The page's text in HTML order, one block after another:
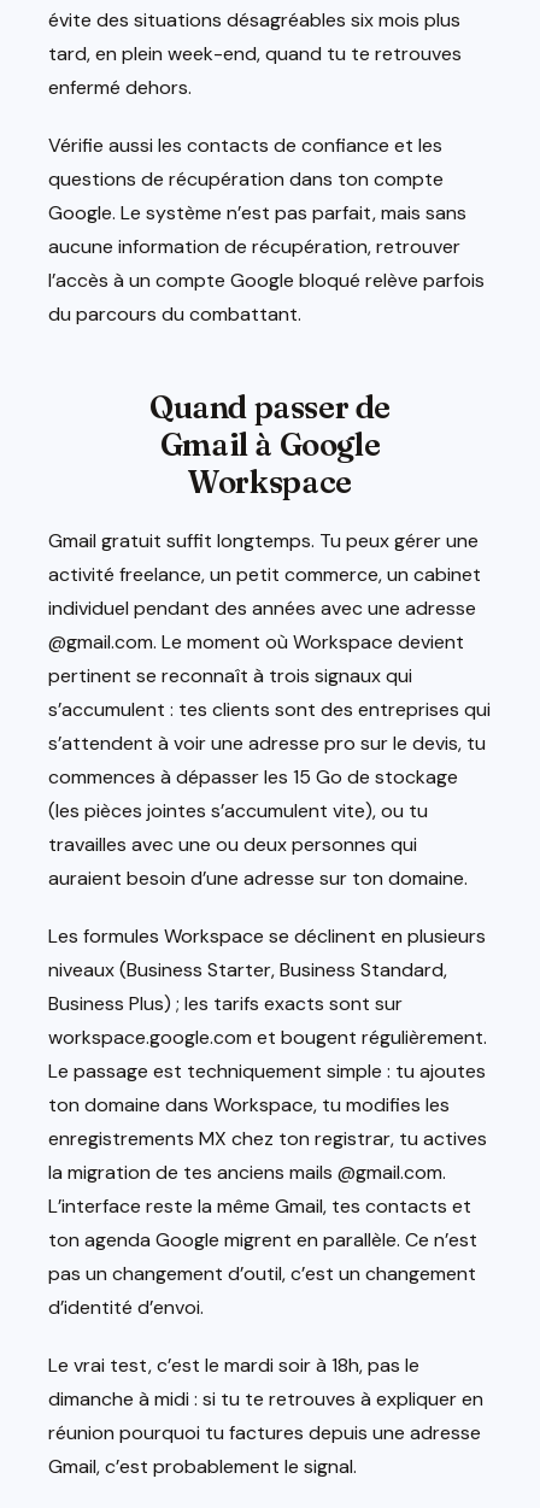
évite des situations désagréables six mois plus
tard, en plein week-end, quand tu te retrouves
enfermé dehors.
Vérifie aussi les contacts de confiance et les
questions de récupération dans ton compte
Google. Le système n’est pas parfait, mais sans
aucune information de récupération, retrouver
l’accès à un compte Google bloqué relève parfois
du parcours du combattant.
Quand passer de
Gmail à Google
Workspace
Gmail gratuit suffit longtemps. Tu peux gérer une
activité freelance, un petit commerce, un cabinet
individuel pendant des années avec une adresse
@gmail.com. Le moment où Workspace devient
pertinent se reconnaît à trois signaux qui
s’accumulent : tes clients sont des entreprises qui
s’attendent à voir une adresse pro sur le devis, tu
commences à dépasser les 15 Go de stockage
(les pièces jointes s’accumulent vite), ou tu
travailles avec une ou deux personnes qui
auraient besoin d’une adresse sur ton domaine.
Les formules Workspace se déclinent en plusieurs
niveaux (Business Starter, Business Standard,
Business Plus) ; les tarifs exacts sont sur
workspace.google.com et bougent régulièrement.
Le passage est techniquement simple : tu ajoutes
ton domaine dans Workspace, tu modifies les
enregistrements MX chez ton registrar, tu actives
la migration de tes anciens mails @gmail.com.
L’interface reste la même Gmail, tes contacts et
ton agenda Google migrent en parallèle. Ce n’est
pas un changement d’outil, c’est un changement
d’identité d’envoi.
Le vrai test, c’est le mardi soir à 18h, pas le
dimanche à midi : si tu te retrouves à expliquer en
réunion pourquoi tu factures depuis une adresse
Gmail, c’est probablement le signal.